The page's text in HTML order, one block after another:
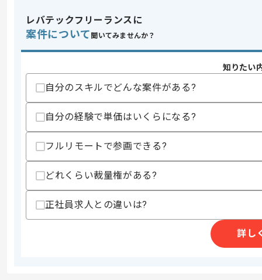
スキル
・AIを活用した講師経験
スキルに不安がある方へ
その他募集要項
商談回数
今回は教育業界向けAI活用ワークショ
レバテックフリーランスに
案件について 聞いてみませんか？
知りたい
自分のスキルでどんな案件がある?
自分の経験で単価はいくらになる?
フルリモートで参画できる?
どれくらい裁量権がある?
正社員求人との違いは?
詳し